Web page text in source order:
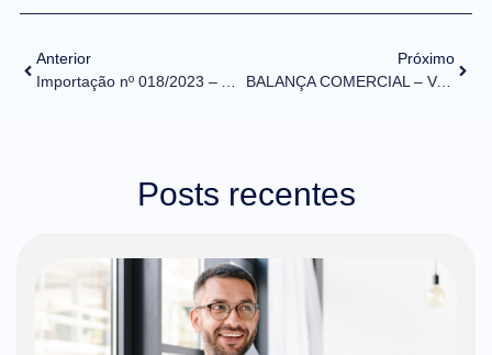
Anterior
Importação nº 018/2023 – Alteração de tratamento administrativo – IBAMA
Próximo
BALANÇA COMERCIAL – Vendas brasileiras crescem 7,5% em março e balança do trimestre tem superávit de US$ 16 bilhões
Posts recentes